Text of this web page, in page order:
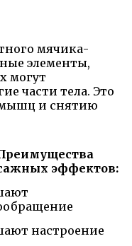
мячика-
элементы,
могут
части тела. Это
мышц и снятию
эффектов:
настроение